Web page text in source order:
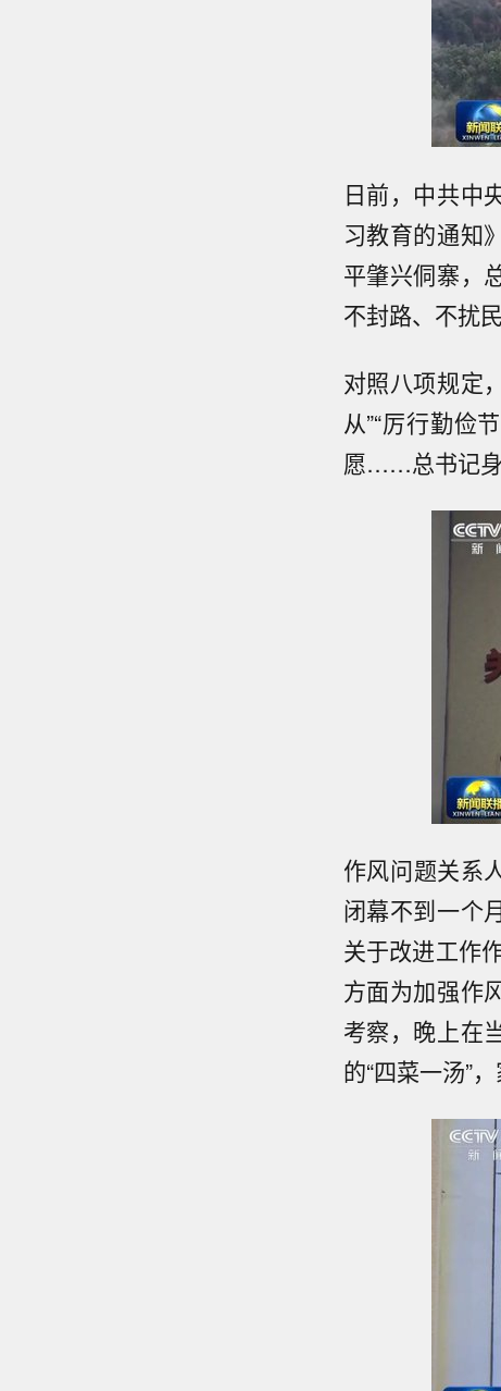
日前，中共中
习教育的通知
平肇兴侗寨，
不封路、不扰
对照八项规定
从”“厉行勤俭
愿……总书记身
作风问题关系
闭幕不到一个
关于改进工作
方面为加强作
考察，晚上在
的“四菜一汤”，